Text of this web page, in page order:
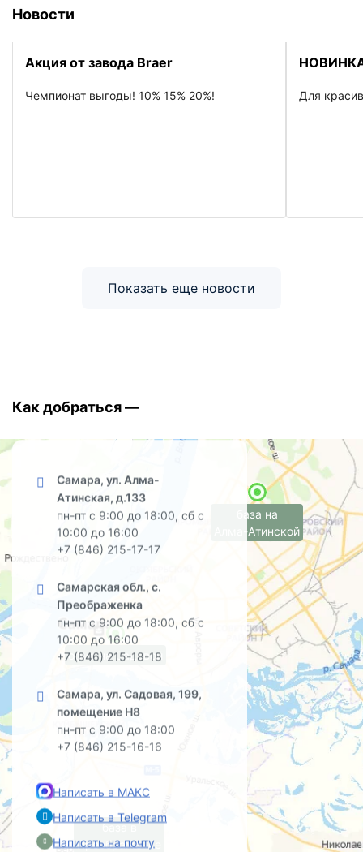
Новости
Акция от завода Braer
Чемпионат выгоды! 10% 15% 20%! Для
Показать еще новости
Как добраться —
Самара, ул. Алма-
Атинская, д.133
пн-пт с 9:00 до 18:00, сб с
10:00 до 16:00
+7 (846) 215-17-17
Самарская обл., с.
Преображенка
пн-пт с 9:00 до 18:00, сб с
10:00 до 16:00
+7 (846) 215-18-18
Самара, ул. Садовая, 199,
помещение Н8
пн-пт с 9:00 до 18:00
+7 (846) 215-16-16
Написать в МАКС
Написать в Telegram
Написать на почту
офис на Садовой
база в
Преображенке
база на
Алма-Атинской